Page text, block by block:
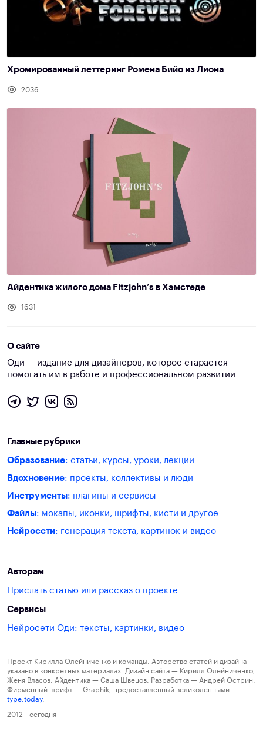
Хромированный леттеринг Ромена Бийо из Лиона
2036
Айдентика жилого дома Fitzjohn’s в Хэмстеде
1631
О сайте
Оди — издание для дизайнеров, которое старается
помогать им в работе и профессиональном развитии
Главные рубрики
Образование: статьи, курсы, уроки, лекции
Вдохновение: проекты, коллективы и люди
Инструменты: плагины и сервисы
Файлы: мокапы, иконки, шрифты, кисти и другое
Нейросети: генерация текста, картинок и видео
Авторам
Прислать статью или рассказ о проекте
Сервисы
Нейросети Оди: тексты, картинки, видео
Проект Кирилла Олейниченко и команды. Авторство статей и дизайна
указано в конкретных материалах. Дизайн сайта — Кирилл Олейниченко,
Женя Власов. Айдентика — Саша Швецов. Разработка — Андрей Острин.
Фирменный шрифт — Graphik, предоставленный великолепными
type.today.
2012—сегодня